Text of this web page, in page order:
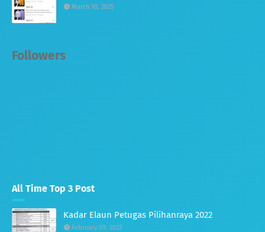
March 10, 2025
Followers
All Time Top 3 Post
Kadar Elaun Petugas Pilihanraya 2022
February 09, 2022